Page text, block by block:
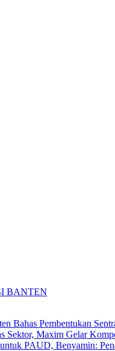
BANTEN
Bahas Pembentukan
Sektor, Maxim Gelar
PAUD, Benyamin: